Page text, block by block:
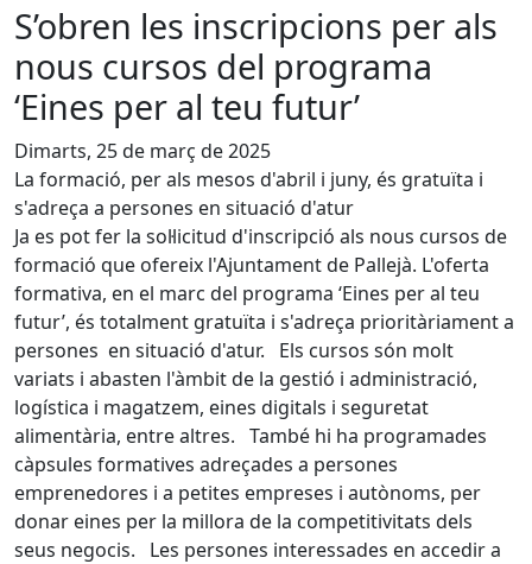
S’obren les inscripcions per als
nous cursos del programa
‘Eines per al teu futur’
Dimarts, 25 de març de 2025
La formació, per als mesos d'abril i juny, és gratuïta i
s'adreça a persones en situació d'atur
Ja es pot fer la sol·licitud d'inscripció als nous cursos de
formació que ofereix l'Ajuntament de Pallejà. L'oferta
formativa, en el marc del programa ‘Eines per al teu
futur’, és totalment gratuïta i s'adreça prioritàriament a
persones en situació d'atur. Els cursos són molt
variats i abasten l'àmbit de la gestió i administració,
logística i magatzem, eines digitals i seguretat
alimentària, entre altres. També hi ha programades
càpsules formatives adreçades a persones
emprenedores i a petites empreses i autònoms, per
donar eines per la millora de la competitivitats dels
seus negocis. Les persones interessades en accedir a